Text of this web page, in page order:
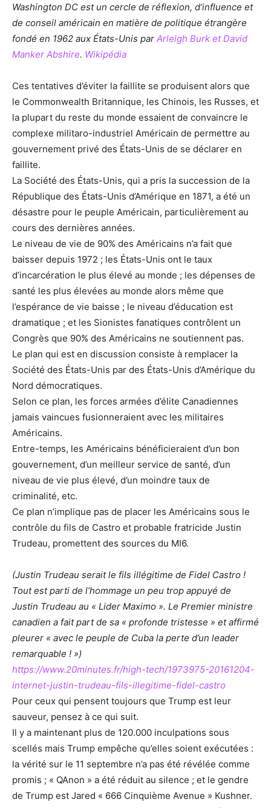
Washington DC est un cercle de réflexion, d’influence et
de conseil américain en matière de politique étrangère
fondé en 1962 aux États-Unis par Arleigh Burk et David
Manker Abshire. Wikipédia
Ces tentatives d’éviter la faillite se produisent alors que
le Commonwealth Britannique, les Chinois, les Russes, et
la plupart du reste du monde essaient de convaincre le
complexe militaro-industriel Américain de permettre au
gouvernement privé des États-Unis de se déclarer en
faillite.
La Société des États-Unis, qui a pris la succession de la
République des États-Unis d’Amérique en 1871, a été un
désastre pour le peuple Américain, particulièrement au
cours des dernières années.
Le niveau de vie de 90% des Américains n’a fait que
baisser depuis 1972 ; les États-Unis ont le taux
d’incarcération le plus élevé au monde ; les dépenses de
santé les plus élevées au monde alors même que
l’espérance de vie baisse ; le niveau d’éducation est
dramatique ; et les Sionistes fanatiques contrôlent un
Congrès que 90% des Américains ne soutiennent pas.
Le plan qui est en discussion consiste à remplacer la
Société des États-Unis par des États-Unis d’Amérique du
Nord démocratiques.
Selon ce plan, les forces armées d’élite Canadiennes
jamais vaincues fusionneraient avec les militaires
Américains.
Entre-temps, les Américains bénéficieraient d’un bon
gouvernement, d’un meilleur service de santé, d’un
niveau de vie plus élevé, d’un moindre taux de
criminalité, etc.
Ce plan n’implique pas de placer les Américains sous le
contrôle du fils de Castro et probable fratricide Justin
Trudeau, promettent des sources du MI6.
(Justin Trudeau serait le fils illégitime de Fidel Castro !
Tout est parti de l’hommage un peu trop appuyé de
Justin Trudeau au « Lider Maximo ». Le Premier ministre
canadien a fait part de sa « profonde tristesse » et affirmé
pleurer « avec le peuple de Cuba la perte d’un leader
remarquable ! »)
https://www.20minutes.fr/high-tech/1973975-20161204-
internet-justin-trudeau-fils-illegitime-fidel-castro
Pour ceux qui pensent toujours que Trump est leur
sauveur, pensez à ce qui suit.
Il y a maintenant plus de 120.000 inculpations sous
scellés mais Trump empêche qu’elles soient exécutées :
la vérité sur le 11 septembre n’a pas été révélée comme
promis ; « QAnon » a été réduit au silence ; et le gendre
de Trump est Jared « 666 Cinquième Avenue » Kushner.